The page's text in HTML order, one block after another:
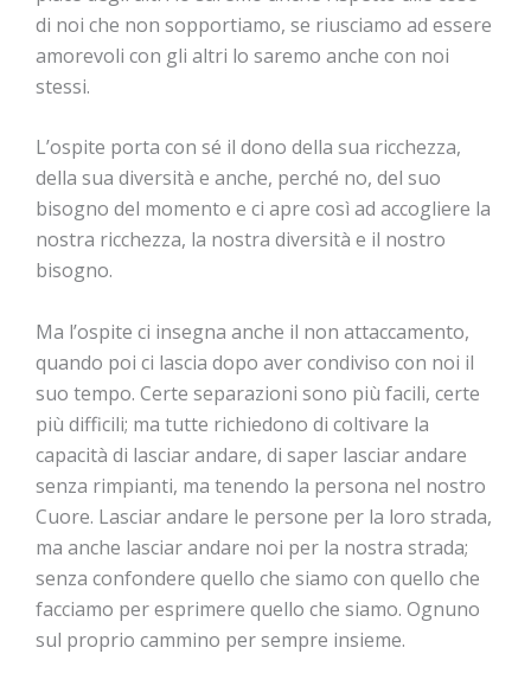
di noi che non sopportiamo, se riusciamo ad essere
amorevoli con gli altri lo saremo anche con noi
stessi.
L’ospite porta con sé il dono della sua ricchezza,
della sua diversità e anche, perché no, del suo
bisogno del momento e ci apre così ad accogliere la
nostra ricchezza, la nostra diversità e il nostro
bisogno.
Ma l’ospite ci insegna anche il non attaccamento,
quando poi ci lascia dopo aver condiviso con noi il
suo tempo. Certe separazioni sono più facili, certe
più difficili; ma tutte richiedono di coltivare la
capacità di lasciar andare, di saper lasciar andare
senza rimpianti, ma tenendo la persona nel nostro
Cuore. Lasciar andare le persone per la loro strada,
ma anche lasciar andare noi per la nostra strada;
senza confondere quello che siamo con quello che
facciamo per esprimere quello che siamo. Ognuno
sul proprio cammino per sempre insieme.